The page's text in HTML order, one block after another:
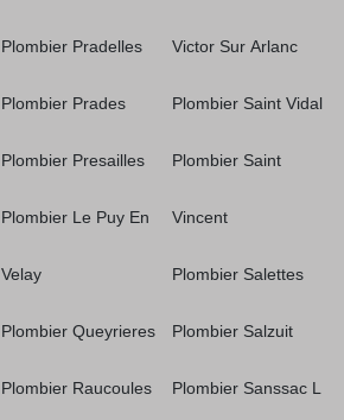
Plombier Pradelles
Plombier Prades
Plombier Presailles
Plombier Le Puy En
Velay
Plombier Queyrieres
Plombier Raucoules
Victor Sur Arlanc
Plombier Saint Vidal
Plombier Saint
Vincent
Plombier Salettes
Plombier Salzuit
Plombier Sanssac L